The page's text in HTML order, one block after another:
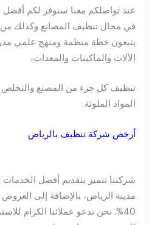
عند تواصلكم معنا سنوفر لكم أفضل
في مجال تنظيف المصانع وكذلك من
يتبعون خطة منظمة ومنهج علمي
الآلات والماكينات والمعدات،
تنظيف كل جزء من المصنع والتخلص
المواد الملوثة.
أرخص شركة تنظيف بالرياض
شركتنا تتميز بتقديم أفضل الخدمات
مدينة الرياض، بالإضافة إلى
40%. نحن ندعو عملائنا الكرام